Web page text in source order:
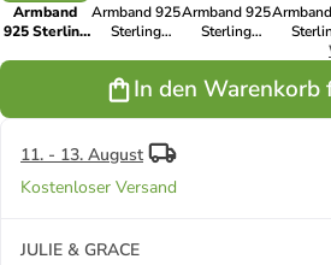
Armband
925 Sterling
Infinity, Kreis
Armband 925
Sterling
Armband 925
Sterling
Silber
In den Warenkorb
11. - 13. August
Kostenloser Versand
JULIE & GRACE